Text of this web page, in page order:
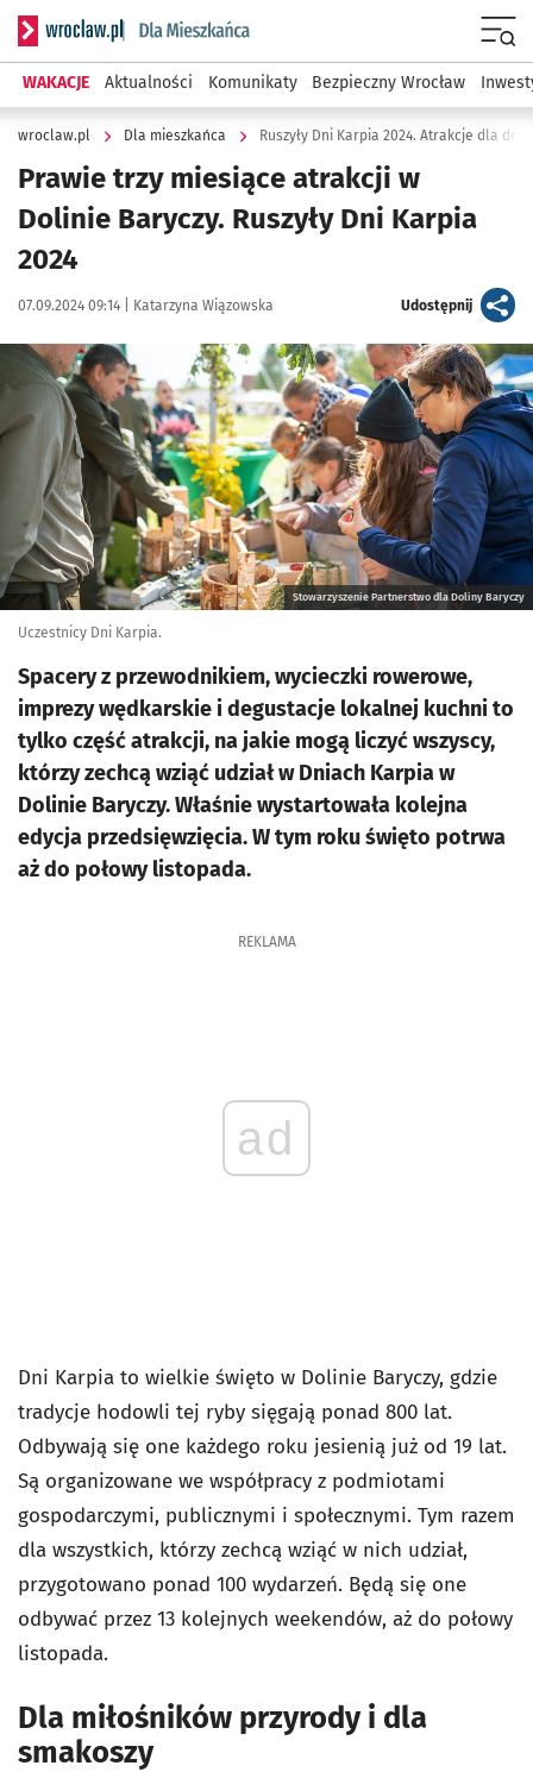
Serwis informacyjny wroclaw.pl podserwis: Dla mieszkańca
WAKACJE Aktualności Komunikaty Bezpieczny Wrocław
wroclaw.pl Dla mieszkańca Ruszyły Dni Karpia 2024. Atrakcje dla
Prawie trzy miesiące atrakcji w
Dolinie Baryczy. Ruszyły Dni Karpia
2024
Data publikacji:
07.09.2024 09:14 | Autor:
Katarzyna Wiązowska Udostępnijartykuł
Kliknij, aby powiększyć
Stowarzyszenie Partnerstwo dla Doliny Baryczy
Uczestnicy Dni Karpia.
Spacery z przewodnikiem, wycieczki rowerowe,
imprezy wędkarskie i degustacje lokalnej kuchni to
tylko część atrakcji, na jakie mogą liczyć wszyscy,
którzy zechcą wziąć udział w Dniach Karpia w
Dolinie Baryczy. Właśnie wystartowała kolejna
edycja przedsięwzięcia. W tym roku święto potrwa
aż do połowy listopada.
REKLAMA
ad
Dni Karpia to wielkie święto w Dolinie Baryczy, gdzie
tradycje hodowli tej ryby sięgają ponad 800 lat.
Odbywają się one każdego roku jesienią już od 19 lat.
Są organizowane we współpracy z podmiotami
gospodarczymi, publicznymi i społecznymi. Tym razem
dla wszystkich, którzy zechcą wziąć w nich udział,
przygotowano ponad 100 wydarzeń. Będą się one
odbywać przez 13 kolejnych weekendów, aż do połowy
listopada.
Dla miłośników przyrody i dla
smakoszy